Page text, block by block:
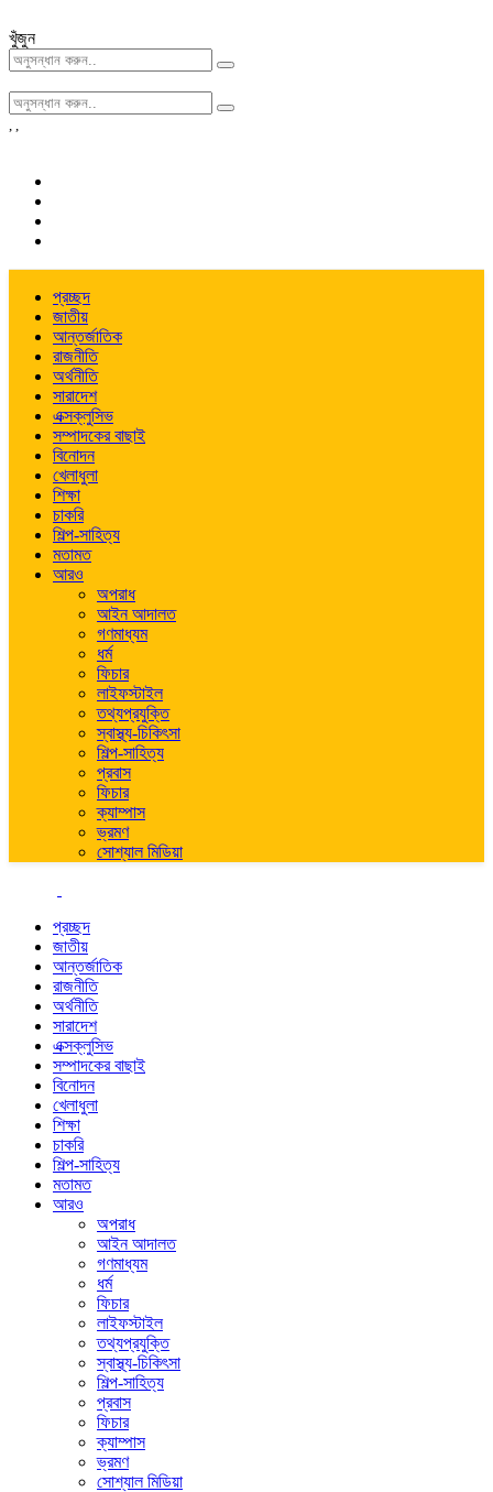
খুঁজুন
, ,
প্রচ্ছদ
জাতীয়
আন্তর্জাতিক
রাজনীতি
অর্থনীতি
সারাদেশ
এক্সক্লুসিভ
সম্পাদকের বাছাই
বিনোদন
খেলাধুলা
শিক্ষা
চাকরি
শিল্প-সাহিত্য
মতামত
আরও
অপরাধ
আইন আদালত
গণমাধ্যম
ধর্ম
ফিচার
লাইফস্টাইল
তথ্যপ্রযুক্তি
স্বাস্থ্য-চিকিৎসা
শিল্প-সাহিত্য
প্রবাস
ফিচার
ক্যাম্পাস
ভ্রমণ
সোশ্যাল মিডিয়া
প্রচ্ছদ
জাতীয়
আন্তর্জাতিক
রাজনীতি
অর্থনীতি
সারাদেশ
এক্সক্লুসিভ
সম্পাদকের বাছাই
বিনোদন
খেলাধুলা
শিক্ষা
চাকরি
শিল্প-সাহিত্য
মতামত
আরও
অপরাধ
আইন আদালত
গণমাধ্যম
ধর্ম
ফিচার
লাইফস্টাইল
তথ্যপ্রযুক্তি
স্বাস্থ্য-চিকিৎসা
শিল্প-সাহিত্য
প্রবাস
ফিচার
ক্যাম্পাস
ভ্রমণ
সোশ্যাল মিডিয়া